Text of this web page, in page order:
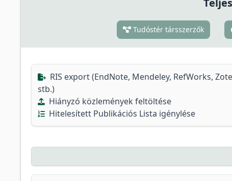
Tudóstér társszerzők
RIS export (EndNote, Mendeley, RefWorks,
stb.)
Hiányzó közlemények feltöltése
Hitelesített Publikációs Lista igénylése